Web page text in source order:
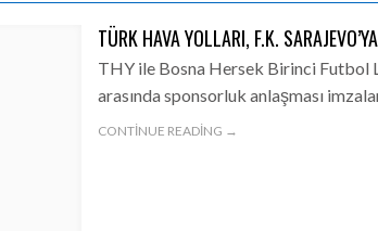
TÜRK HAVA YOLLARI, F.K.
THY ile Bosna Hersek Birinci Futbol
arasında sponsorluk anlaşması
CONTINUE READING →